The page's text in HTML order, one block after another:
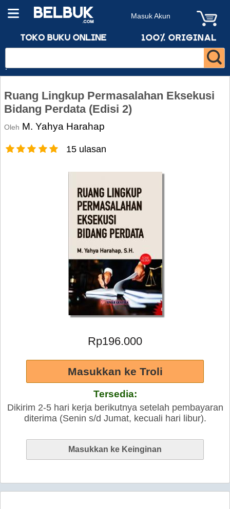
Masuk Akun
Ruang Lingkup Permasalahan Eksekusi
Bidang Perdata (Edisi 2)
Oleh M. Yahya Harahap
15 ulasan
Rp196.000
Tersedia:
Dikirim 2-5 hari kerja berikutnya setelah pembayaran
diterima (Senin s/d Jumat, kecuali hari libur).